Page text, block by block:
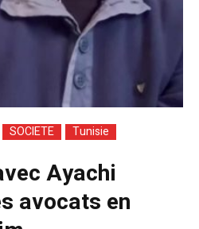
SOCIETE Tunisie
Ayachi
avocats en